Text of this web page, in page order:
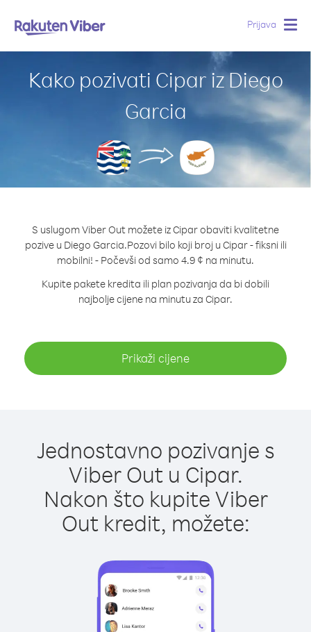
Prijava
Kako pozivati Cipar iz Diego
Garcia
S uslugom Viber Out možete iz Cipar obaviti kvalitetne
pozive u Diego Garcia.Pozovi bilo koji broj u Cipar - fiksni ili
mobilni! - Počevši od samo 4.9 ¢ na minutu.
Kupite pakete kredita ili plan pozivanja da bi dobili
najbolje cijene na minutu za Cipar.
Prikaži cijene
Jednostavno pozivanje s
Viber Out u Cipar.
Nakon što kupite Viber
Out kredit, možete: